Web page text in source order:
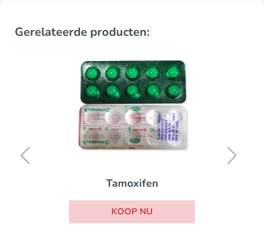
Gerelateerde producten:
Tamoxifen
KOOP NU